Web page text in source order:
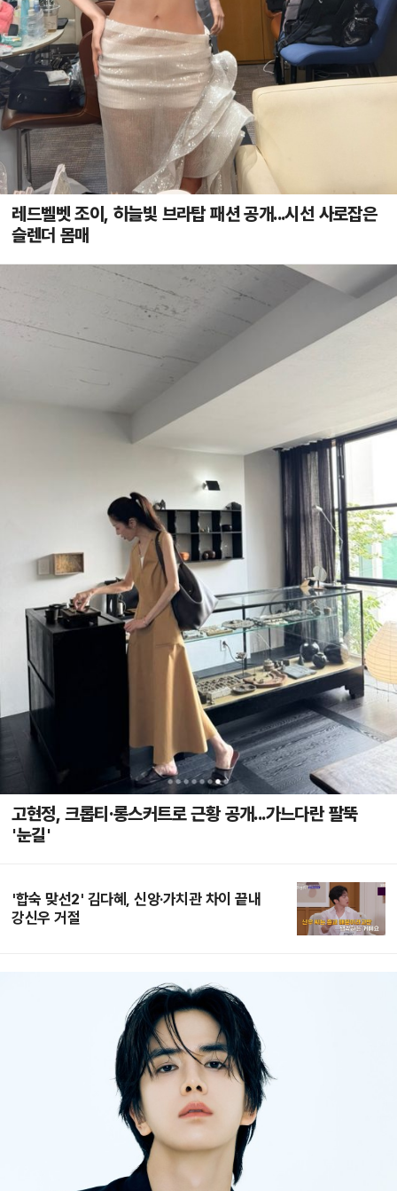
레드벨벳 조이, 하늘빛 브라탑 패션 공개...시선 사로잡은
슬렌더 몸매
고현정, 크롭티·롱스커트로 근황 공개...가느다란 팔뚝
'눈길'
'합숙 맞선2' 김다혜, 신앙·가치관 차이 끝내
강신우 거절